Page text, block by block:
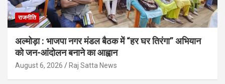
राजनीति
अल्मोड़ा : भाजपा नगर मंडल बैठक में “हर घर तिरंगा” अभियान
को जन-आंदोलन बनाने का आह्वान
August 6, 2026 Raj Satta News